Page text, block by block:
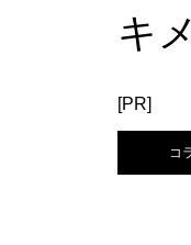
キ
[PR]
コ